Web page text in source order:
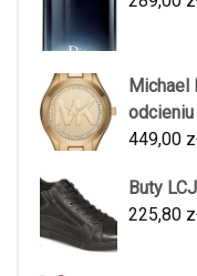
Michael
odcieniu
449,00
Buty
225,80